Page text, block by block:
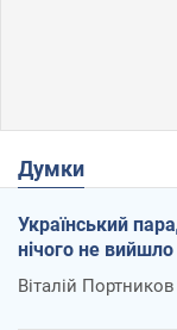
Думки
Український
нічого не
Віталій Портников